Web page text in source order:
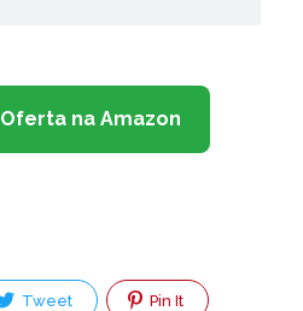
Oferta na Amazon
Tweet Pin It